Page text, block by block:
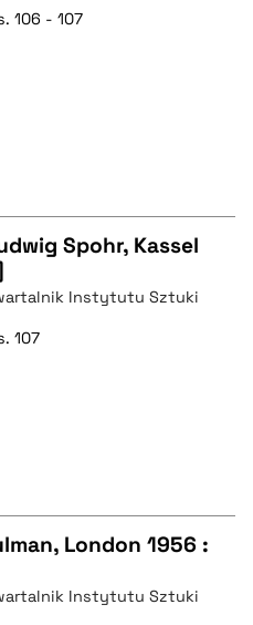
106 - 107
Spohr, Kassel
Instytutu Sztuki
107
London 1956 :
Instytutu Sztuki